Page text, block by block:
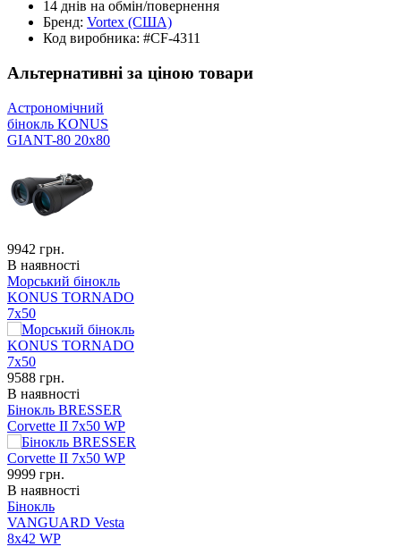
14 днів на обмін/повернення
Бренд: Vortex (США)
Код виробника: #CF-4311
Альтернативні за ціною товари
Астрономічний
бінокль KONUS
GIANT-80 20x80
9942 грн.
В наявності
Морський бінокль
KONUS TORNADO
7x50
9588 грн.
В наявності
Бінокль BRESSER
Corvette II 7x50 WP
9999 грн.
В наявності
Бінокль
VANGUARD Vesta
8x42 WP